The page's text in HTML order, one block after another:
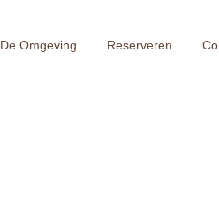
De Omgeving Reserveren